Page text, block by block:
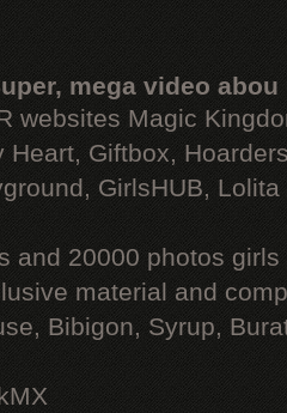
mega video abou
websites Magic
Heart, Giftbox,
GirlsHUB, Lolita
and 20000 photos
material and
Bibigon, Syrup,